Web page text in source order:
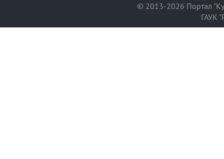
© 2013-2026 Портал
ГАУК